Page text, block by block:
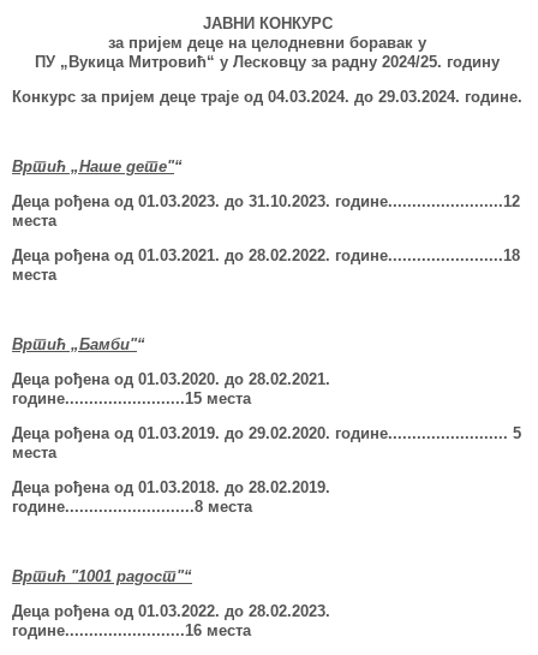
ЈАВНИ КОНКУРС
за пријем деце на целодневни боравак у
ПУ „Вукица Митровић“ у Лесковцу за радну 2024/25. годину
Конкурс за пријем деце траје од 04.03.2024. до 29.03.2024. године.
Вртић „Наше дете"“
Деца рођена од 01.03.2023. до 31.10.2023. године........................12
места
Деца рођена од 01.03.2021. до 28.02.2022. године........................18
места
Вртић „Бамби"“
Деца рођена од 01.03.2020. до 28.02.2021.
године.........................15 места
Деца рођена од 01.03.2019. до 29.02.2020. године......................... 5
места
Деца рођена од 01.03.2018. до 28.02.2019.
године...........................8 места
Вртић "1001 радост"“
Деца рођена од 01.03.2022. до 28.02.2023.
године.........................16 места